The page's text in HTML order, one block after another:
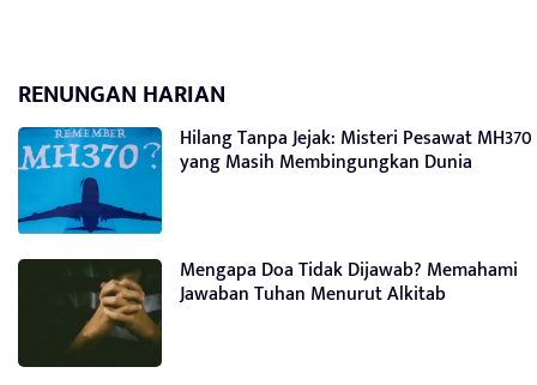
RENUNGAN HARIAN
Hilang Tanpa Jejak: Misteri Pesawat MH370
yang Masih Membingungkan Dunia
Mengapa Doa Tidak Dijawab? Memahami
Jawaban Tuhan Menurut Alkitab